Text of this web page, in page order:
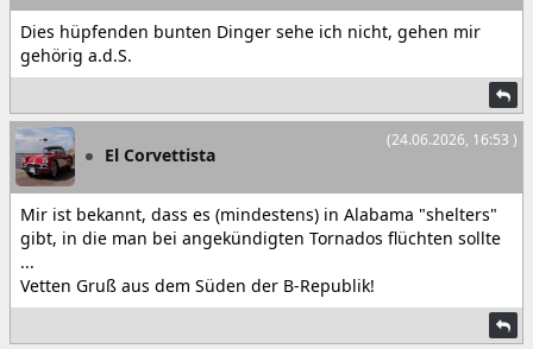
Dies hüpfenden bunten Dinger sehe ich nicht, gehen mir
gehörig a.d.S.
(24.06.2026, 16:53 )
El Corvettista
Mir ist bekannt, dass es (mindestens) in Alabama "shelters"
gibt, in die man bei angekündigten Tornados flüchten sollte
...
Vetten Gruß aus dem Süden der B-Republik!